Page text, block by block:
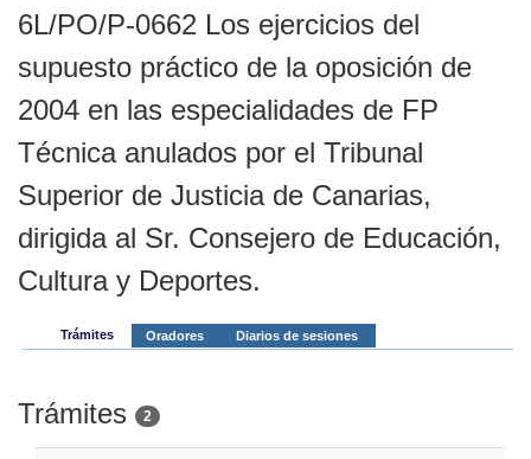
6L/PO/P-0662 Los ejercicios del
supuesto práctico de la oposición de
2004 en las especialidades de FP
Técnica anulados por el Tribunal
Superior de Justicia de Canarias,
dirigida al Sr. Consejero de Educación,
Cultura y Deportes.
Trámites Oradores Diarios de sesiones
Trámites 2